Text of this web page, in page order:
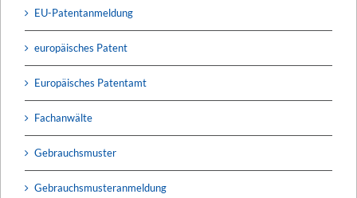
EU-Patentanmeldung
europäisches Patent
Europäisches Patentamt
Fachanwälte
Gebrauchsmuster
Gebrauchsmusteranmeldung